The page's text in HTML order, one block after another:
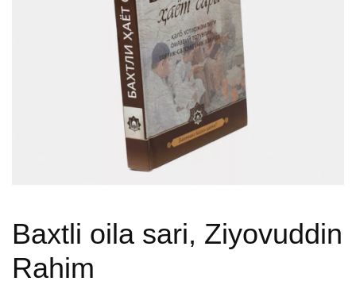
Baxtli oila sari, Ziyovuddin
Rahim